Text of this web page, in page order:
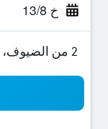
خ 13/8
2 من الضيوف، غرفة واحدة